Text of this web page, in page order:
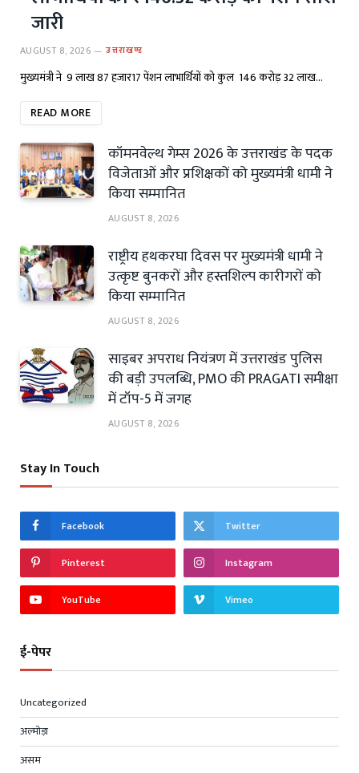
जारी
AUGUST 8, 2026 उत्तराखण्ड
मुख्यमंत्री ने 9 लाख 87 हजार17 पेंशन लाभार्थियों को कुल ₹ 146 करोड़ 32 लाख…
READ MORE
कॉमनवेल्थ गेम्स 2026 के उत्तराखंड के पदक
विजेताओं और प्रशिक्षकों को मुख्यमंत्री धामी ने
किया सम्मानित
AUGUST 8, 2026
राष्ट्रीय हथकरघा दिवस पर मुख्यमंत्री धामी ने
उत्कृष्ट बुनकरों और हस्तशिल्प कारीगरों को
किया सम्मानित
AUGUST 8, 2026
साइबर अपराध नियंत्रण में उत्तराखंड पुलिस
की बड़ी उपलब्धि, PMO की PRAGATI समीक्षा
में टॉप-5 में जगह
AUGUST 8, 2026
Stay In Touch
Facebook Twitter
Pinterest Instagram
YouTube Vimeo
ई-पेपर
Uncategorized
अल्मोड़ा
असम